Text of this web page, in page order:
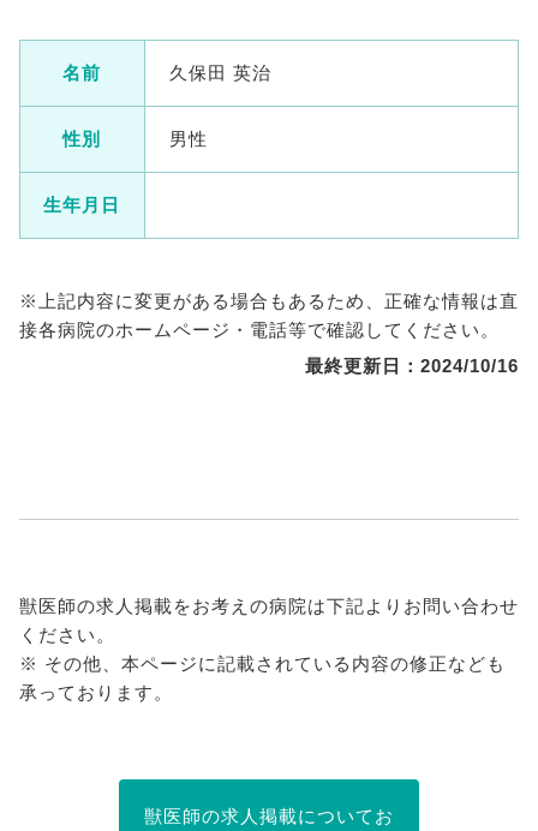
名前 久保田 英治
性別 男性
生年月日
※上記内容に変更がある場合もあるため、正確な情報は直
接各病院のホームページ・電話等で確認してください。
最終更新日：2024/10/16
獣医師の求人掲載をお考えの病院は下記よりお問い合わせ
ください。
※ その他、本ページに記載されている内容の修正なども
承っております。
獣医師の求人掲載についてお